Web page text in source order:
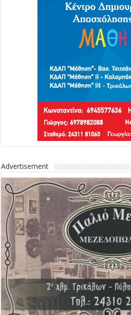
Advertisement